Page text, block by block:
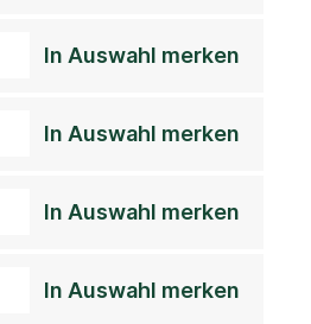
In Auswahl merken
In Auswahl merken
In Auswahl merken
In Auswahl merken